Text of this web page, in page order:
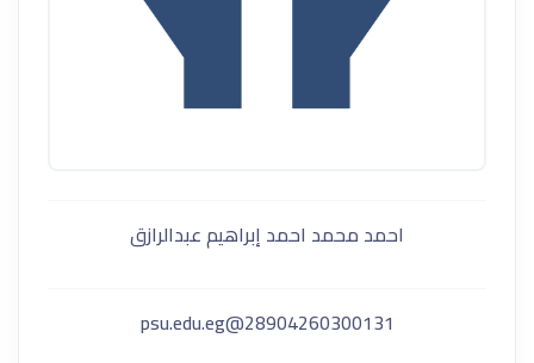
احمد محمد احمد إبراهيم عبدالرازق
28904260300131@psu.edu.eg